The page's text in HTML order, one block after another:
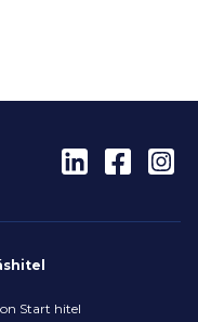
Start hitel